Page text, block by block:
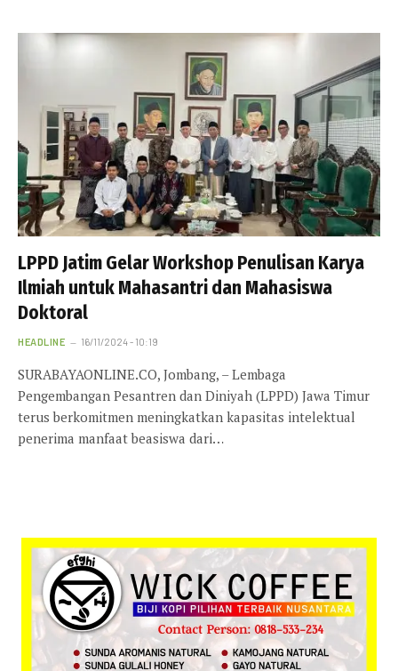
LPPD Jatim Gelar Workshop Penulisan Karya
Ilmiah untuk Mahasantri dan Mahasiswa
Doktoral
HEADLINE 16/11/2024 - 10:19
SURABAYAONLINE.CO, Jombang, – Lembaga
Pengembangan Pesantren dan Diniyah (LPPD) Jawa Timur
terus berkomitmen meningkatkan kapasitas intelektual
penerima manfaat beasiswa dari…